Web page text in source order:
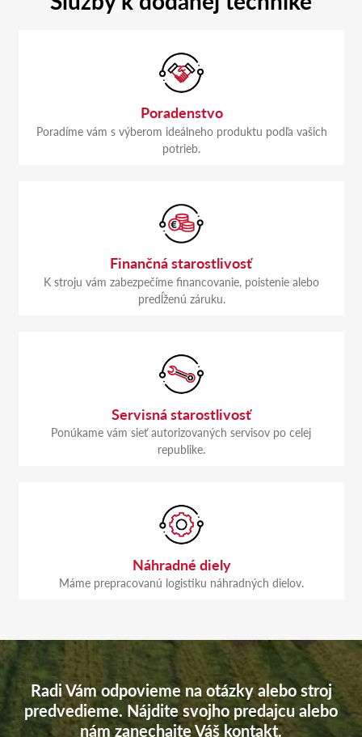
Poradenstvo
Poradíme vám s výberom ideálneho produktu podľa vašich
potrieb.
Finančná starostlivosť
K stroju vám zabezpečíme financovanie, poistenie alebo
predĺženú záruku.
Servisná starostlivosť
Ponúkame vám sieť autorizovaných servisov po celej
republike.
Náhradné diely
Máme prepracovanú logistiku náhradných dielov.
Radi Vám odpovieme na otázky alebo stroj
predvedieme. Nájdite svojho predajcu alebo
nám zanechajte Váš kontakt.